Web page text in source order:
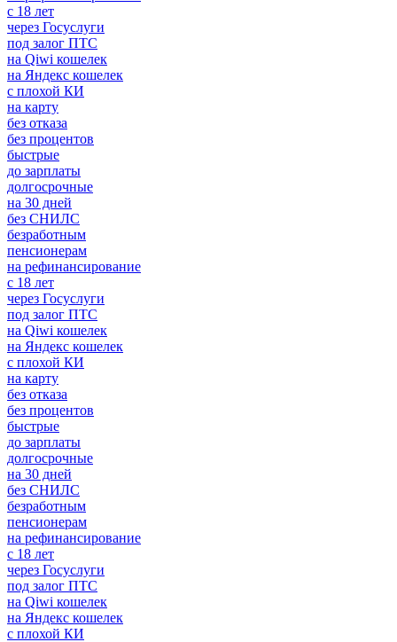
с 18 лет
через Госуслуги
под залог ПТС
на Qiwi кошелек
на Яндекс кошелек
с плохой КИ
на карту
без отказа
без процентов
быстрые
до зарплаты
долгосрочные
на 30 дней
без СНИЛС
безработным
пенсионерам
на рефинансирование
с 18 лет
через Госуслуги
под залог ПТС
на Qiwi кошелек
на Яндекс кошелек
с плохой КИ
на карту
без отказа
без процентов
быстрые
до зарплаты
долгосрочные
на 30 дней
без СНИЛС
безработным
пенсионерам
на рефинансирование
с 18 лет
через Госуслуги
под залог ПТС
на Qiwi кошелек
на Яндекс кошелек
с плохой КИ